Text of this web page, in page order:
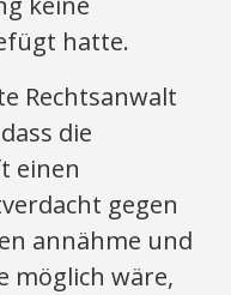
hatte.
Rechtsanwalt
die
einen
gegen
annähme und
möglich wäre,